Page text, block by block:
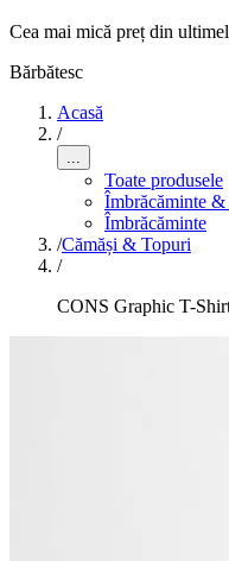
Cea mai mică preț din
Bărbătesc
Acasă
/
...
Toate produsele
Îmbrăcăminte
Îmbrăcăminte
/Cămăși & Topuri
/
CONS Graphic T-